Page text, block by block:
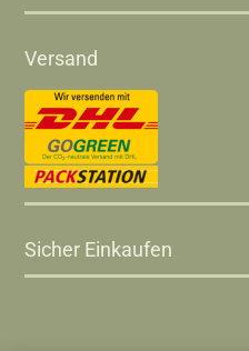
Versand
Sicher Einkaufen